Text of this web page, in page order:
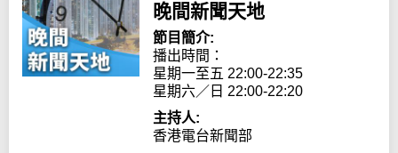
晚間新聞天地
節目簡介:
播出時間：
星期一至五 22:00-22:35
星期六／日 22:00-22:20
主持人:
香港電台新聞部